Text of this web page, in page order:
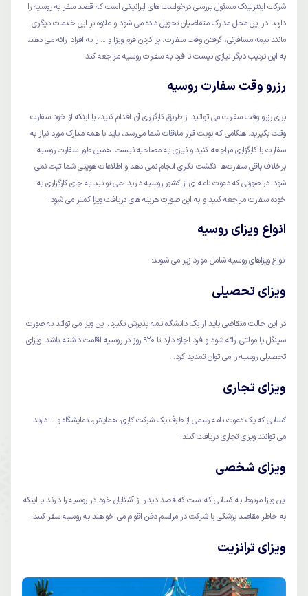
شرکت اینتر‌لینک مسئول بررسی درخواست های ایرانیانی است که قصد سفر به روسیه را
دارند. در این محل مدارک متقاضیان تحویل داده می شود و علاوه بر این خدمات دیگری
مانند بیمه مسافرتی، گرفتن وقت سفارت، پر کردن فرم ویزا و ... را به افراد ارائه می دهد،
به این ترتیب دیگر نیازی نیست تا فرد به سفارت روسیه مراجعه کند.
رزرو وقت سفارت روسیه
برای رزرو وقت سفارت می توانید از طریق کارگزاری آن اقدام کنید، یا اینکه از خود سفارت
وقت بگیرید. هنگامی که نوبت قرار ملاقات شما می‌رسد، باید با همه مدارک مورد نیاز به
سفارت یا کارگزاری مراجعه کنید و نیازی به مصاحبه نیست. همین طور سفارت روسیه
برخلاف باقی سفارت‌ها انگشت نگاری انجام نمی دهد و اطلاعات هویتی شما ثبت نمی
شود. در صورتی که دعوت نامه ای از کشور روسیه دارید ،می توانید به جای کارگزاری به
خوده سفارت مراجعه کنید و به این صورت هزینه های دریافت ویزا کمتر می شود.
انواع ویزای روسیه
انواع ویزاهای روسیه شامل موارد زیر می شوند:
ویزای تحصیلی
در این حالت متقاضی باید از یک دانشگاه نامه پذیرش بگیرد، این ویزا می تواند به صورت
سینگل یا مولتی ارائه شود و فرد اجازه دارد تا 920 روز در روسیه اقامت داشته باشد. ویزای
تحصیلی روسیه را می توان تمدید کرد.
ویزای تجاری
کسانی که یک دعوت نامه رسمی از طرف یک شرکت کاری، همایش، نمایشگاه و ... دارند
می توانند ویزای تجاری دریافت کنند.
ویزای شخصی
این ویزا مربوط به کسانی که است که قصد دیدار از آشنایان خود در روسیه را دارند یا اینکه
به خاطر مقاصد پزشکی یا شرکت در مراسم دفن اقوام می خواهند به روسیه سفر کنند.
ویزای ترانزیت